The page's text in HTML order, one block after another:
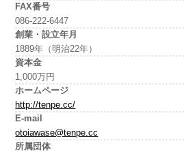
FAX番号
086-222-6447
創業・設立年月
1889年（明治22年）
資本金
1,000万円
ホームページ
http://tenpe.cc/
E-mail
otoiawase@tenpe.cc
所属団体